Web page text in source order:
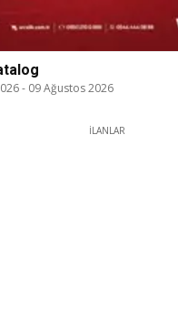
- 09 Ağustos 2026
İLANLAR